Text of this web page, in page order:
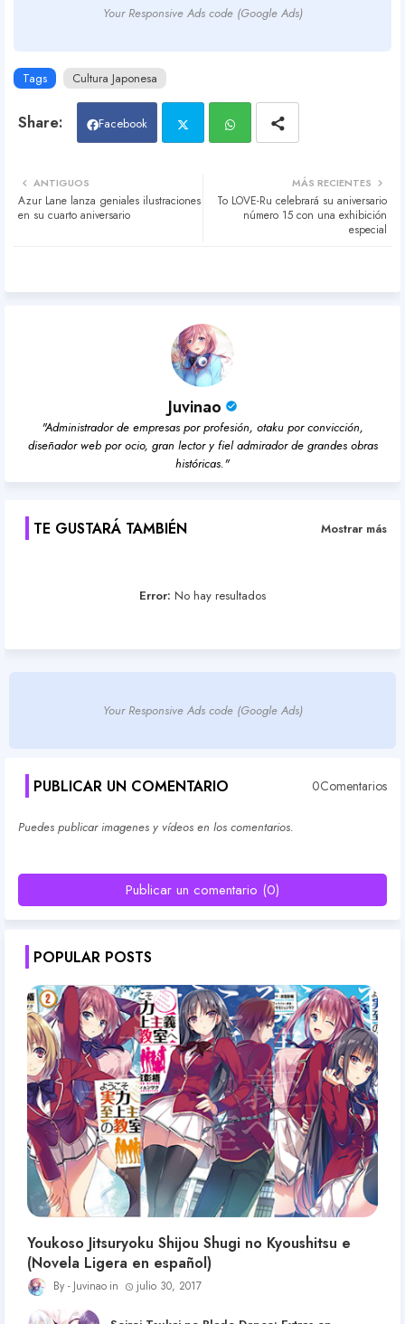
Your Responsive Ads code (Google Ads)
Tags Cultura Japonesa
Facebook
ter atsa
MÁS RECIENTES
To LOVE-Ru celebrará su aniversario
número 15 con una exhibición
especial
ANTIGUOS
Azur Lane lanza geniales ilustraciones
en su cuarto aniversario
Juvinao
"Administrador de empresas por profesión, otaku por convicción,
diseñador web por ocio, gran lector y fiel admirador de grandes obras
históricas."
TE GUSTARÁ TAMBIÉN Mostrar más
Error: No hay resultados
Your Responsive Ads code (Google Ads)
PUBLICAR UN COMENTARIO 0Comentarios
Puedes publicar imagenes y vídeos en los comentarios.
Publicar un comentario (0)
POPULAR POSTS
Youkoso Jitsuryoku Shijou Shugi no Kyoushitsu e
(Novela Ligera en español)
Juvinao julio 30, 2017